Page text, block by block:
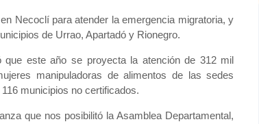
Necoclí para atender la emergencia migratoria, y
de Urrao, Apartadó y Rionegro.
que este año se proyecta la atención de 312 mil
manipuladoras de alimentos de las sedes
municipios no certificados.
que nos posibilitó la Asamblea Departamental,